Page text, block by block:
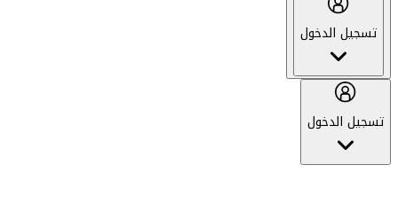
تسجيل الدخول
تسجيل الدخول